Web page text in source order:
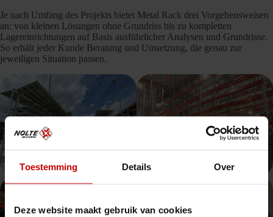
Toestemming Details Over
Deze website maakt gebruik van cookies
Je nach Umfang des Projekts bietet Metal Rack drei Vorgehensweisen
an: von kleinen Lösungen ohne Grundriss bis zu kompletten
Lagereinrichtungen auf Basis ausführlicher Analysen und Grundrisse.
So erhält jeder Kunde Beratung und Umsetzung, die genau zur
jeweiligen Situation passen.